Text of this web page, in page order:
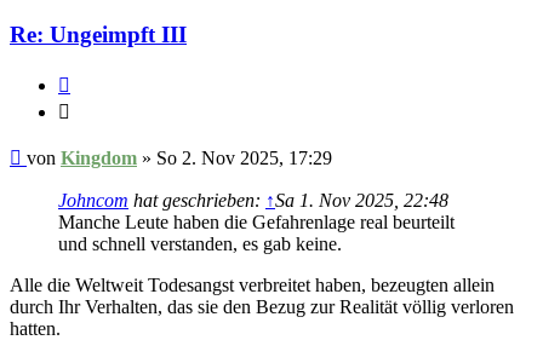
Re: Ungeimpft III
Beitrag
von Kingdom » So 2. Nov 2025, 17:29
Johncom hat geschrieben: ↑Sa 1. Nov 2025, 22:48
Manche Leute haben die Gefahrenlage real beurteilt
und schnell verstanden, es gab keine.
Alle die Weltweit Todesangst verbreitet haben, bezeugten allein
durch Ihr Verhalten, das sie den Bezug zur Realität völlig verloren
hatten.